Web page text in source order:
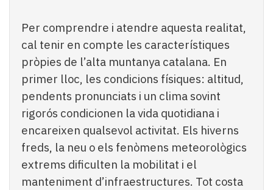
Per comprendre i atendre aquesta realitat,
cal tenir en compte les característiques
pròpies de l’alta muntanya catalana. En
primer lloc, les condicions físiques: altitud,
pendents pronunciats i un clima sovint
rigorós condicionen la vida quotidiana i
encareixen qualsevol activitat. Els hiverns
freds, la neu o els fenòmens meteorològics
extrems dificulten la mobilitat i el
manteniment d’infraestructures. Tot costa